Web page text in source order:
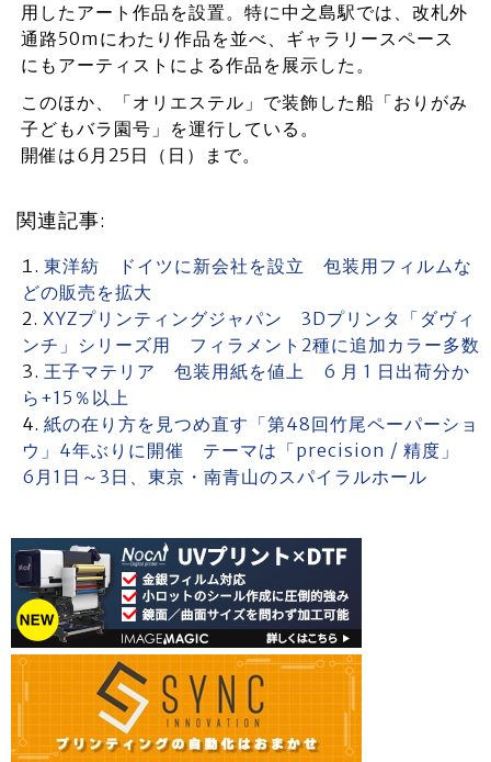
用したアート作品を設置。特に中之島駅では、改札外
通路50mにわたり作品を並べ、ギャラリースペース
にもアーティストによる作品を展示した。
このほか、「オリエステル」で装飾した船「おりがみ
子どもバラ園号」を運行している。
開催は6月25日（日）まで。
関連記事:
東洋紡 ドイツに新会社を設立 包装用フィルムな
どの販売を拡大
XYZプリンティングジャパン 3Dプリンタ「ダヴィ
ンチ」シリーズ用 フィラメント2種に追加カラー多数
王子マテリア 包装用紙を値上 6 月 1 日出荷分か
ら+15％以上
紙の在り方を見つめ直す「第48回竹尾ペーパーショ
ウ」4年ぶりに開催 テーマは「precision / 精度」
6月1日～3日、東京・南青山のスパイラルホール